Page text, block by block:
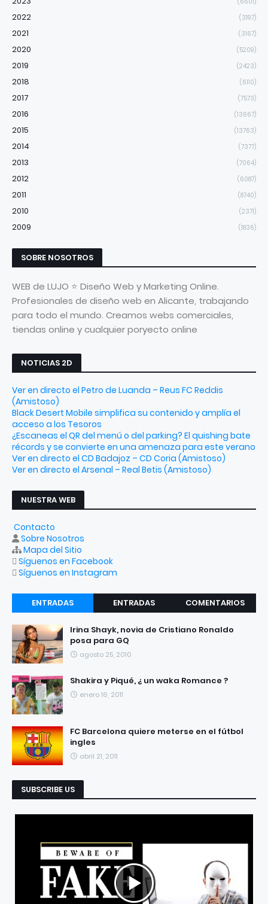
2022 (3197)
2021 (3167)
2020 (5209)
2019 (2423)
2018 (6110)
2017 (7573)
2016 (13667)
2015 (13763)
2014 (7377)
2013 (7064)
2012 (6087)
2011 (8740)
2010 (2371)
2009 (1836)
SOBRE NOSOTROS
WEB de LUJO ⭐ Diseño Web y Marketing Online.
Profesionales de diseño web en Alicante, trabajando
para todo el mundo. Creamos webs comerciales,
tiendas online y cualquier poryecto online
NOTICIAS 2D
Ver en directo el Petro de Luanda – Reus FC Reddis
(Amistoso)
Black Desert Mobile simplifica su contenido y amplía el
acceso a los Tesoros
¿Escaneas el QR del menú o del parking? El quishing bate
récords y se convierte en una amenaza para este verano
Ver en directo el CD Badajoz – CD Coria (Amistoso)
Ver en directo el Arsenal – Real Betis (Amistoso)
NUESTRA WEB
Contacto
Sobre Nosotros
Mapa del Sitio
Síguenos en Facebook
Síguenos en Instagram
ENTRADAS
RECIENTES
ENTRADAS
COMENTARIOS
Irina Shayk, novia de Cristiano Ronaldo
posa para GQ
agosto 25, 2010
Shakira y Piqué, ¿ un waka Romance ?
enero 16, 2011
FC Barcelona quiere meterse en el fútbol
ingles
abril 21, 2011
SUBSCRIBE US